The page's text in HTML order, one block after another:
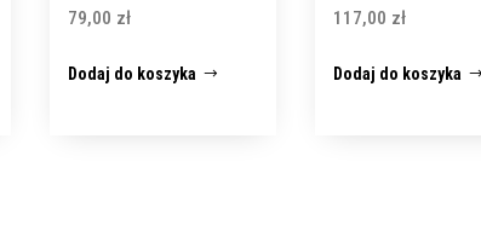
79,00 zł
Dodaj do koszyka
117,00 zł
Dodaj do koszyka